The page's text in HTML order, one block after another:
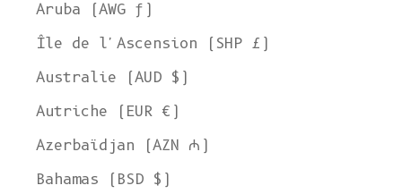
Aruba (AWG ƒ)
Île de l'Ascension (SHP £)
Australie (AUD $)
Autriche (EUR €)
Azerbaïdjan (AZN ₼)
Bahamas (BSD $)